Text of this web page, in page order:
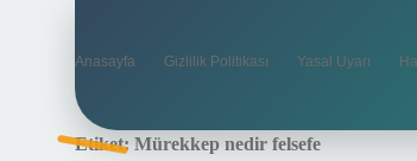
Anasayfa Gizlilik Politikası Yasal Uyarı
Etiket: Mürekkep nedir felsefe